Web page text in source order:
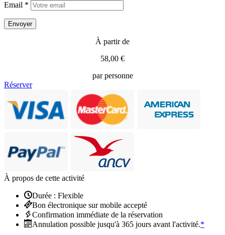
Email *
À partir de
58,00 €
par personne
Réserver
À propos de cette activité
Durée : Flexible
Bon électronique sur mobile accepté
Confirmation immédiate de la réservation
Annulation possible jusqu'à 365 jours avant l'activité.*